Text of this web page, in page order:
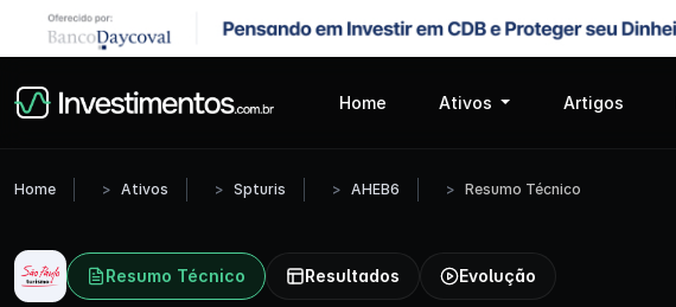
Home Ativos Artigos
Home Ativos Spturis AHEB6 Resumo Técnico
Resumo Técnico Resultados Evolução